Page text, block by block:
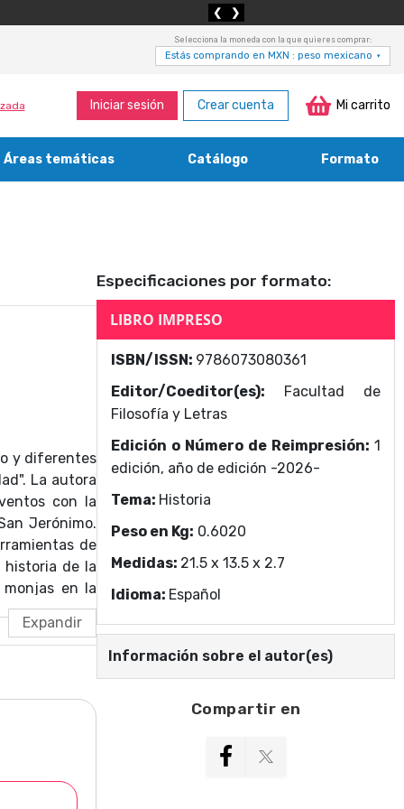
❮ ❯
Selecciona la moneda con la que quieres comprar:
Estás comprando en MXN : peso mexicano ▾
Iniciar sesión Crear cuenta Mi carrito
Áreas temáticas Catálogo Formato
y diferentes
La autora
con la
Jerónimo.
de
historia de la
en la
Especificaciones por formato:
LIBRO IMPRESO
ISBN/ISSN: 9786073080361
Editor/Coeditor(es): Facultad de
Filosofía y Letras
Edición o Número de Reimpresión: 1
edición, año de edición -2026-
Tema: Historia
Peso en Kg: 0.6020
Medidas: 21.5 x 13.5 x 2.7
Idioma: Español
Información sobre el autor(es)
Compartir en